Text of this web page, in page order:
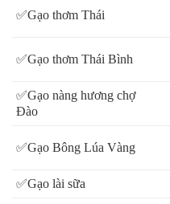
✅Gạo thơm Thái
✅Gạo thơm Thái Bình
✅Gạo nàng hương chợ
Đào
✅Gạo Bông Lúa Vàng
✅Gạo lài sữa